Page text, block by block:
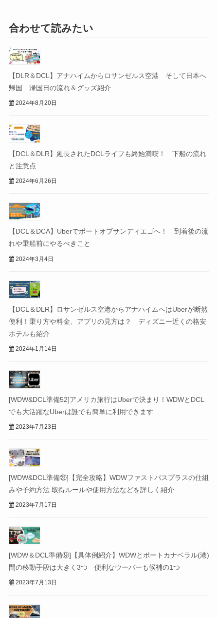
合わせて読みたい
【DLR＆DCL】アナハイムからロサンゼルス空港 そして日本へ
帰国 帰国日の流れ＆グッズ紹介
2024年8月20日
【DCL＆DLR】延長されたDCLライフも終始満喫！ 下船の流れ
と注意点
2024年6月26日
【DCL＆DCA】Uberでポートオブサンディエゴへ！ 到着後の流
れや乗船前にやるべきこと
2024年3月4日
【DCL＆DLR】ロサンゼルス空港からアナハイムへはUberが断然
便利！乗り方や料金、アプリの見方は？ ディズニー近くの格安
ホテルも紹介
2024年1月14日
[WDW&DCL準備52]アメリカ旅行はUberで決まり！WDWとDCL
でも大活躍なUberは誰でも簡単に利用できます
2023年7月23日
[WDW&DCL準備㉓]【完全攻略】WDWファストパスプラスの仕組
みや予約方法 取得ルールや使用方法などを詳しく紹介
2023年7月17日
[WDW＆DCL準備⑨]【具体例紹介】WDWとポートカナベラル(港)
間の移動手段は大きく3つ 便利なウーバーも候補の1つ
2023年7月13日